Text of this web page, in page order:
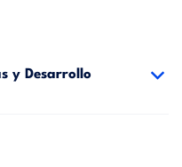
y Desarrollo